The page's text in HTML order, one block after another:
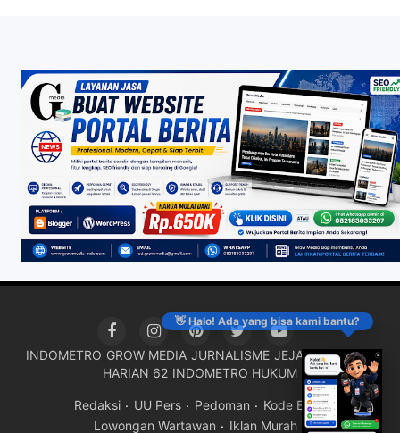
👋 Halo! Ada yang bisa kami bantu?
INDOMETRO GROW MEDIA JURNALISME JEJAK KRIMINAL
HARIAN 62 INDOMETRO HUKUM
Redaksi UU Pers Pedoman
Kode Etik
Lowongan Wartawan
Iklan Murah